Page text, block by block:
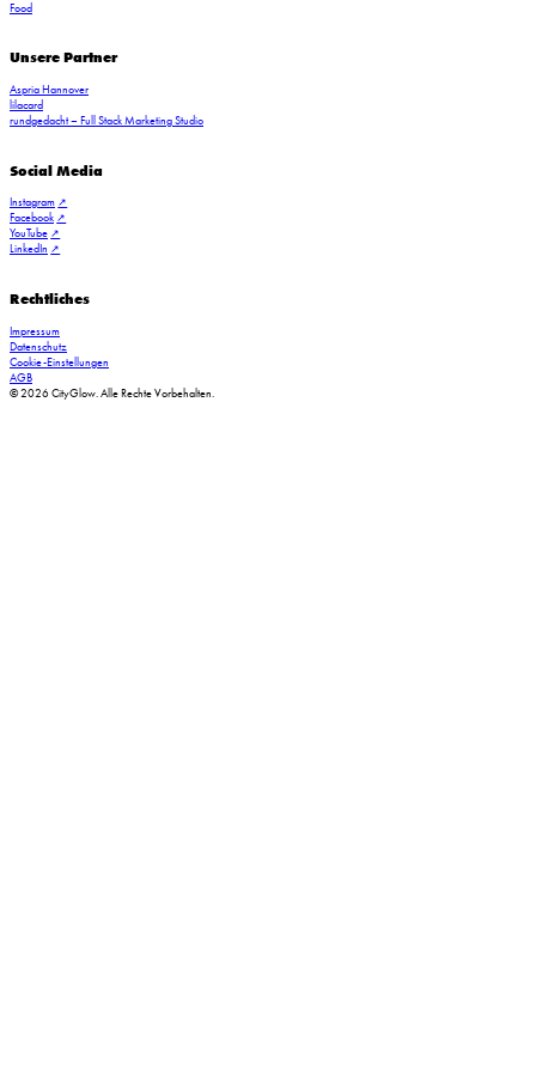
BU nach Text © MICHAEL WIGGLESWORTH/YPA
Food
Unsere Partner
Aspria Hannover
lilacard
rundgedacht – Full Stack Marketing Studio
Social Media
Instagram
Facebook
YouTube
LinkedIn
Rechtliches
Impressum
Datenschutz
Cookie-Einstellungen
AGB
© 2026 CityGlow. Alle Rechte Vorbehalten.